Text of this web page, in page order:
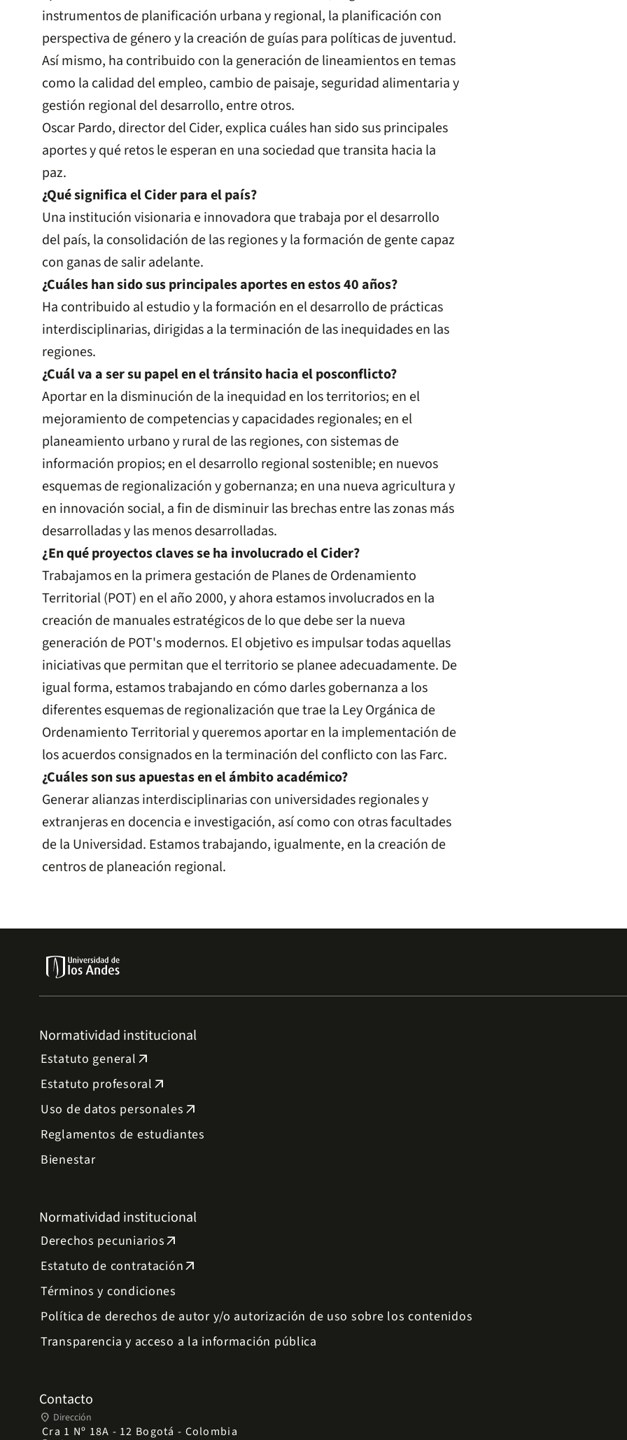
instrumentos de planificación urbana y regional, la planificación con
perspectiva de género y la creación de guías para políticas de juventud.
Así mismo, ha contribuido con la generación de lineamientos en temas
como la calidad del empleo, cambio de paisaje, seguridad alimentaria y
gestión regional del desarrollo, entre otros.
Oscar Pardo, director del Cider, explica cuáles han sido sus principales
aportes y qué retos le esperan en una sociedad que transita hacia la
paz.
¿Qué significa el Cider para el país?
Una institución visionaria e innovadora que trabaja por el desarrollo
del país, la consolidación de las regiones y la formación de gente capaz
con ganas de salir adelante.
¿Cuáles han sido sus principales aportes en estos 40 años?
Ha contribuido al estudio y la formación en el desarrollo de prácticas
interdisciplinarias, dirigidas a la terminación de las inequidades en las
regiones.
¿Cuál va a ser su papel en el tránsito hacia el posconflicto?
Aportar en la disminución de la inequidad en los territorios; en el
mejoramiento de competencias y capacidades regionales; en el
planeamiento urbano y rural de las regiones, con sistemas de
información propios; en el desarrollo regional sostenible; en nuevos
esquemas de regionalización y gobernanza; en una nueva agricultura y
en innovación social, a fin de disminuir las brechas entre las zonas más
desarrolladas y las menos desarrolladas.
¿En qué proyectos claves se ha involucrado el Cider?
Trabajamos en la primera gestación de Planes de Ordenamiento
Territorial (POT) en el año 2000, y ahora estamos involucrados en la
creación de manuales estratégicos de lo que debe ser la nueva
generación de POT's modernos. El objetivo es impulsar todas aquellas
iniciativas que permitan que el territorio se planee adecuadamente. De
igual forma, estamos trabajando en cómo darles gobernanza a los
diferentes esquemas de regionalización que trae la Ley Orgánica de
Ordenamiento Territorial y queremos aportar en la implementación de
los acuerdos consignados en la terminación del conflicto con las Farc.
¿Cuáles son sus apuestas en el ámbito académico?
Generar alianzas interdisciplinarias con universidades regionales y
extranjeras en docencia e investigación, así como con otras facultades
de la Universidad. Estamos trabajando, igualmente, en la creación de
centros de planeación regional.
Normatividad institucional
Estatuto general arrow_outward
Estatuto profesoral arrow_outward
Uso de datos personales arrow_outward
Reglamentos de estudiantes
Bienestar
Normatividad institucional
Derechos pecuniariosarrow_outward
Estatuto de contrataciónarrow_outward
Términos y condiciones
Política de derechos de autor y/o autorización de uso sobre los contenidos
Transparencia y acceso a la información pública
Contacto
place Dirección
Cra 1 Nº 18A - 12 Bogotá - Colombia